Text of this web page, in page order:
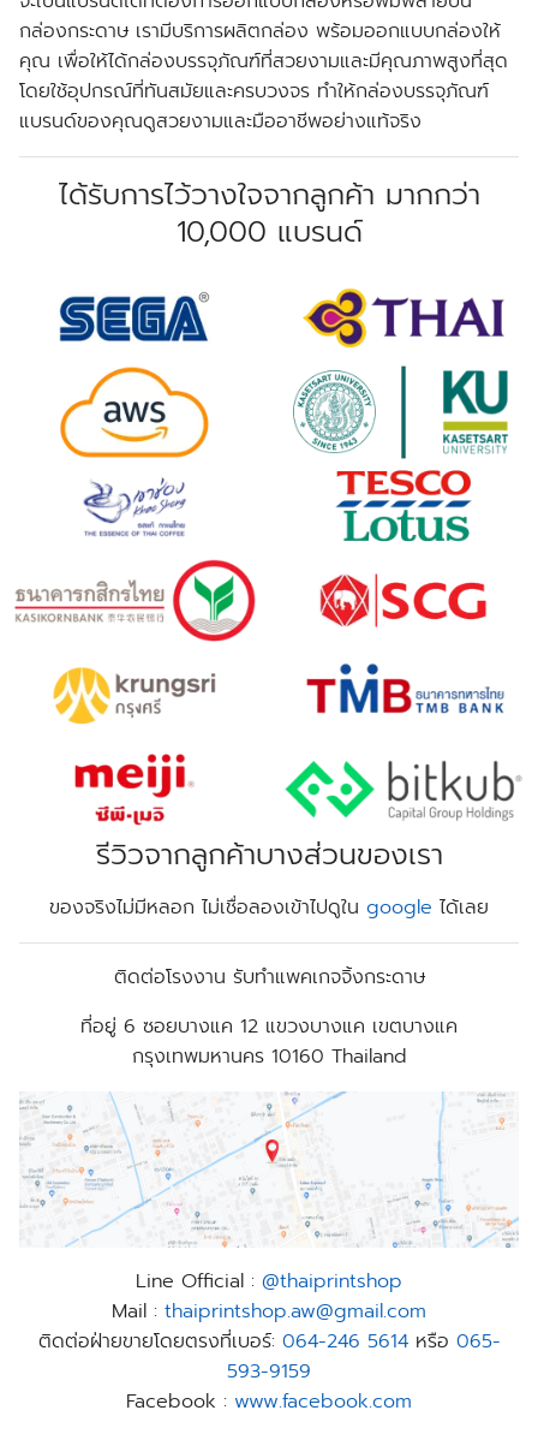
กล่องกระดาษ เรามีบริการผลิตกล่อง พร้อมออกแบบกล่องให้
คุณ เพื่อให้ได้กล่องบรรจุภัณฑ์ที่สวยงามและมีคุณภาพสูงที่สุด
โดยใช้อุปกรณ์ที่ทันสมัยและครบวงจร ทำให้กล่องบรรจุภัณฑ์
แบรนด์ของคุณดูสวยงามและมืออาชีพอย่างแท้จริง
ได้รับการไว้วางใจจากลูกค้า มากกว่า
10,000 แบรนด์
รีวิวจากลูกค้าบางส่วนของเรา
ของจริงไม่มีหลอก ไม่เชื่อลองเข้าไปดูใน google ได้เลย
ติดต่อโรงงาน รับทำแพคเกจจิ้งกระดาษ
ที่อยู่ 6 ซอยบางแค 12 แขวงบางแค เขตบางแค
กรุงเทพมหานคร 10160 Thailand
Line Official : @thaiprintshop
Mail : thaiprintshop.aw@gmail.com
ติดต่อฝ่ายขายโดยตรงที่เบอร์: 064-246 5614หรือ 065-
593-9159
Facebook : www.facebook.com